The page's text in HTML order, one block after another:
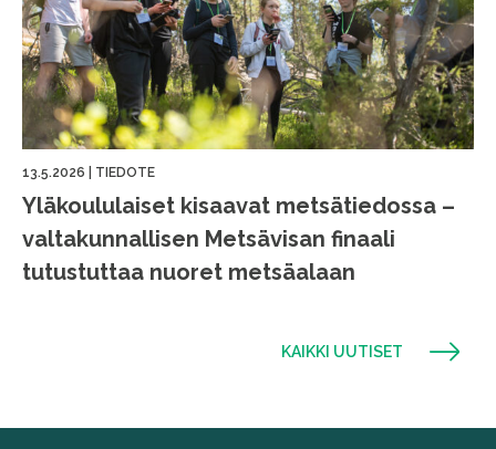
13.5.2026 TIEDOTE
Yläkoululaiset kisaavat metsätiedossa –
valtakunnallisen Metsävisan finaali
tutustuttaa nuoret metsäalaan
KAIKKI UUTISET